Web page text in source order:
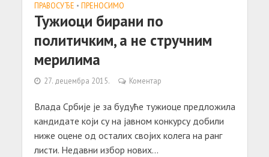
ПРАВОСУЂЕ • ПРЕНОСИМО
Тужиоци бирани по
политичким, а не стручним
мерилима
27. децембра 2015. Коментар
Влада Србије је за будуће тужиоце предложила
кандидате који су на јавном конкурсу добили
ниже оцене од осталих својих колега на ранг
листи. Недавни избор нових...